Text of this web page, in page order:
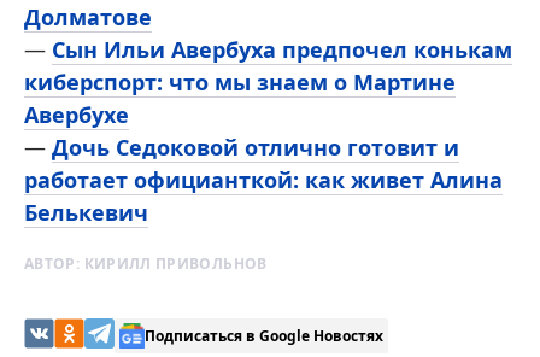
Долматове
— Сын Ильи Авербуха предпочел конькам
киберспорт: что мы знаем о Мартине
Авербухе
— Дочь Седоковой отлично готовит и
работает официанткой: как живет Алина
Белькевич
АВТОР: КИРИЛЛ ПРИВОЛЬНОВ
Подписаться в Google Новостях